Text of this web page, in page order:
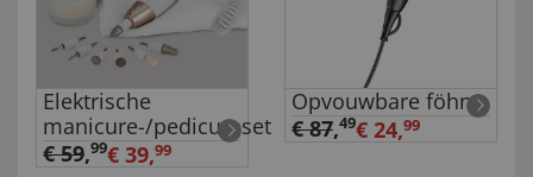
Elektrische
manicure-/pedicureset
€ 59,99€ 39,99
Opvouwbare föhn
€ 87,49€ 24,99